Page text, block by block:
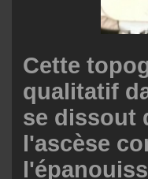
Cette
qualitatif
se dissout
l'ascèse